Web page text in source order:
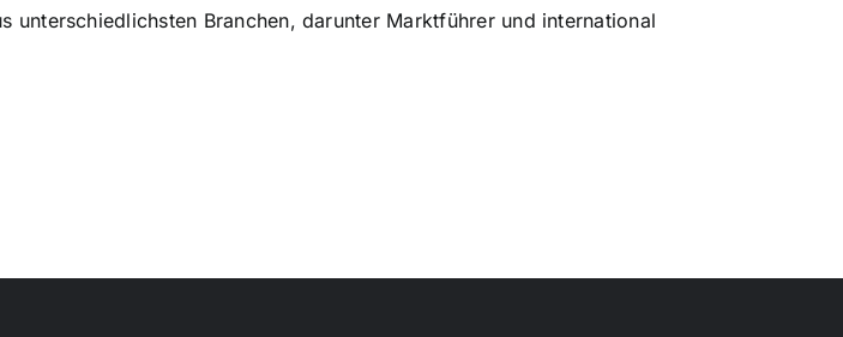
unterschiedlichsten Branchen, darunter Marktführer und international